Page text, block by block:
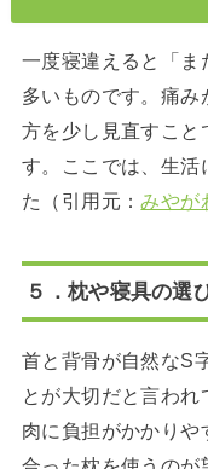
一度寝違えると「ま
多いものです。痛み
方を少し見直すこと
す。ここでは、生活
た（引用元：みやが
５．枕や寝具の選
首と背骨が自然なS
とが大切だと言わ
肉に負担がかかりや